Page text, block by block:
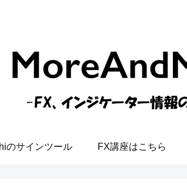
のサインツール FX講座はこちら